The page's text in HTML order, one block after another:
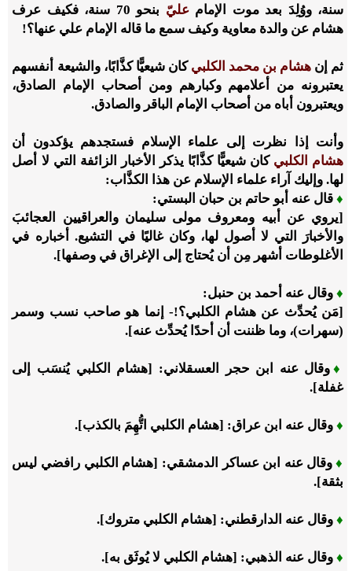
سنة، ووُلِدَ بعد موت الإمامعليّ بنحو 70 سنة، فكيف عرف
هشام عن والدة معاوية وكيف سمع ما قاله الإمام علي عنها؟!
ثم إنهشام بن محمد الكلبي كان شيعيًّا كذَّابًا، والشيعة أنفسهم
يعتبرونه من أعلامهم وكبارهم ومن أصحاب الإمام الصادق،
ويعتبرون أباه من أصحاب الإمام الباقر والصادق.
وأنت إذا نظرت إلى علماء الإسلام فستجدهم يؤكدون أن
هشام الكلبي كان شيعيًّا كذَّابًا يذكر الأخبار الزائفة التي لا أصل
لها. وإليك آراء علماء الإسلام عن هذا الكذَّاب:
♦ قال عنه أبو حاتم بن حبان البستي:
[يروي عن أبيه ومعروف مولى سليمان والعراقيين العجائبَ
والأخبارَ التي لا أصول لها، وكان غاليًا في التشيع. أخباره في
الأغلوطات أشهر مِن أن يُحتاج إلى الإغراق في وصفها].
♦ وقال عنه أحمد بن حنبل:
[مَن يُحدِّث عن هشام الكلبي؟!- إنما هو صاحب نسب وسمر
(سهرات)، وما ظننت أن أحدًا يُحدِّث عنه].
♦وقال عنه ابن حجر العسقلاني: [هشام الكلبي يُنسَب إلى
غفلة].
♦ وقال عنه ابن عراق: [هشام الكلبي اتُّهِمَ بالكذب].
♦وقال عنه ابن عساكر الدمشقي: [هشام الكلبي رافضي ليس
بثقة].
♦ وقال عنه الدارقطني: [هشام الكلبي متروك].
♦ وقال عنه الذهبي: [هشام الكلبي لا يُوثَق به].